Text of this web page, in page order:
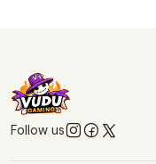
Follow us